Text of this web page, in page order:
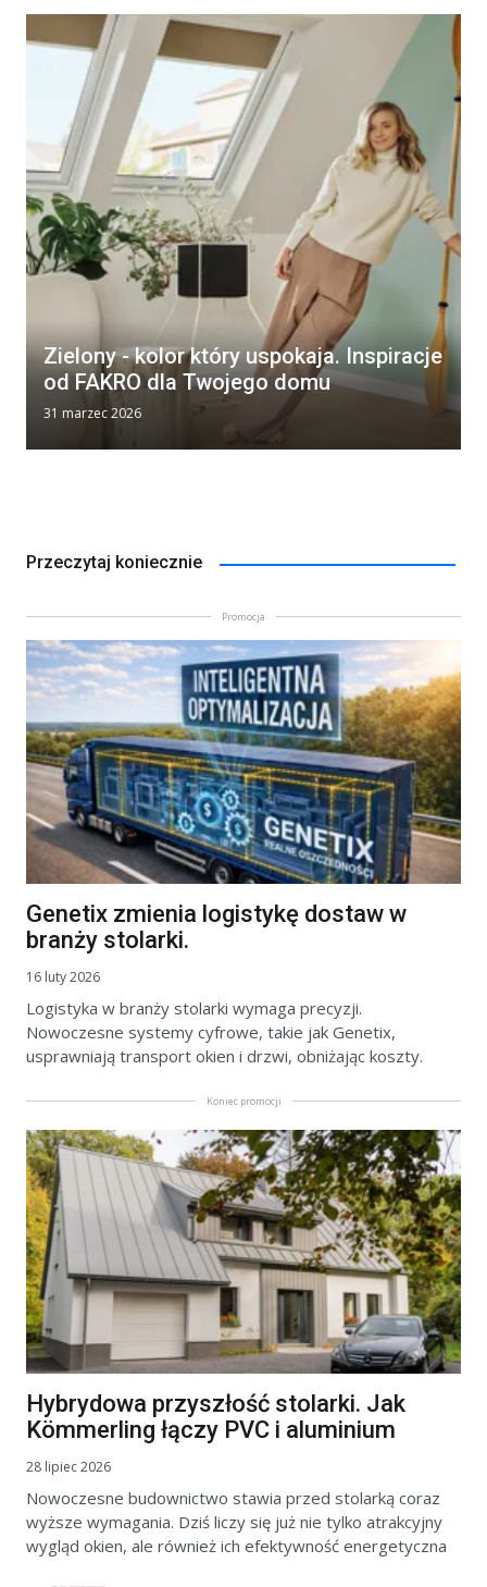
Zielony - kolor który uspokaja. Inspiracje
od FAKRO dla Twojego domu
31 marzec 2026
Przeczytaj koniecznie
Promocja
Genetix zmienia logistykę dostaw w
branży stolarki.
16 luty 2026
Logistyka w branży stolarki wymaga precyzji.
Nowoczesne systemy cyfrowe, takie jak Genetix,
usprawniają transport okien i drzwi, obniżając koszty.
Koniec promocji
Hybrydowa przyszłość stolarki. Jak
Kömmerling łączy PVC i aluminium
28 lipiec 2026
Nowoczesne budownictwo stawia przed stolarką coraz
wyższe wymagania. Dziś liczy się już nie tylko atrakcyjny
wygląd okien, ale również ich efektywność energetyczna